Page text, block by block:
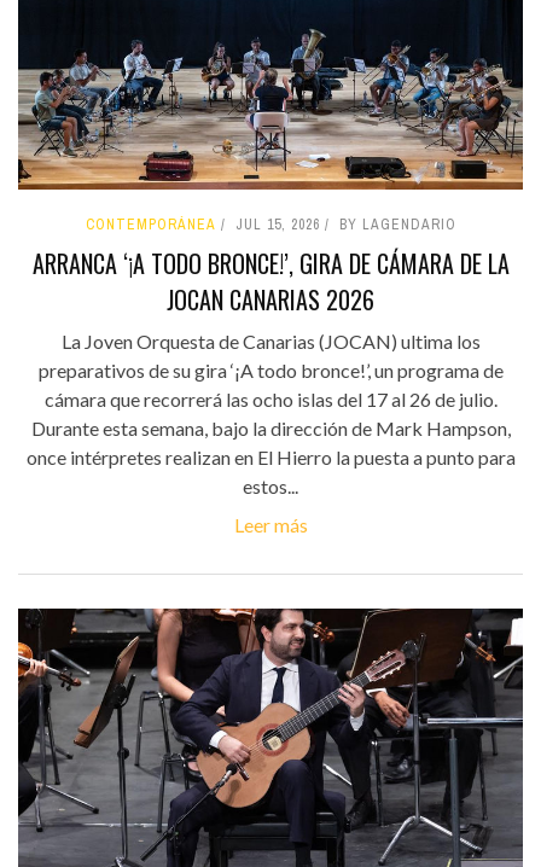
CONTEMPORÁNEA JUL 15, 2026 BY LAGENDARIO
ARRANCA ‘¡A TODO BRONCE!’, GIRA DE CÁMARA DE LA
JOCAN CANARIAS 2026
La Joven Orquesta de Canarias (JOCAN) ultima los
preparativos de su gira ‘¡A todo bronce!’, un programa de
cámara que recorrerá las ocho islas del 17 al 26 de julio.
Durante esta semana, bajo la dirección de Mark Hampson,
once intérpretes realizan en El Hierro la puesta a punto para
estos...
Leer más